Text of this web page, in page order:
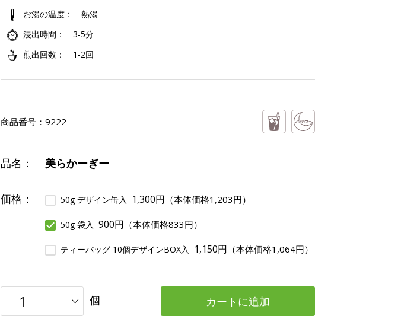
お湯の温度
熱湯
浸出時間
3-5分
煎出回数
1-2回
商品番号： 9222
品名： 美らかーぎー
価格： 50g デザイン缶入 1,300円 （本体価格1,203円）
50g 袋入 900円 （本体価格833円）
ティーバッグ 10個デザインBOX入 1,150円 （本体価格1,064円）
個 カートに追加